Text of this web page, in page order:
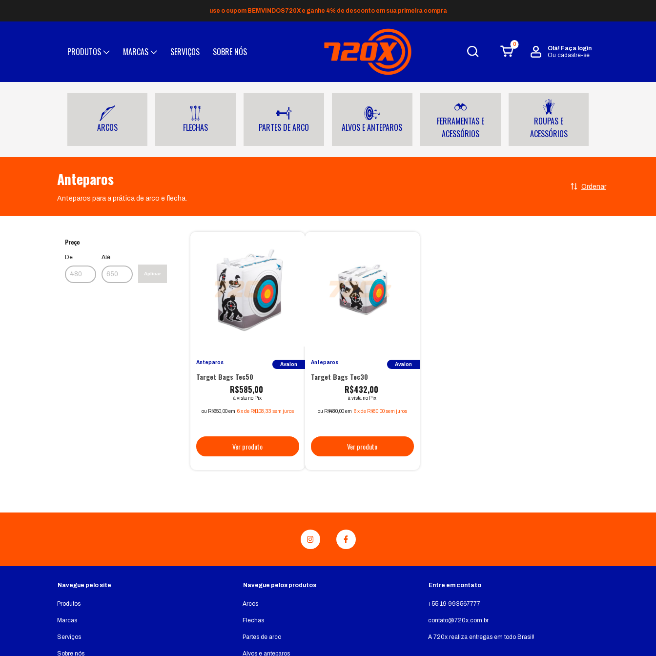
use o cupom BEMVINDOS720X e ganhe 4% de desconto em sua primeira compra
PRODUTOS MARCAS SERVIÇOS SOBRE NÓS
0
Olá! Faça login
Ou cadastre-se
ARCOS FLECHAS PARTES DE ARCO ALVOS E ANTEPAROS
FERRAMENTAS E
ACESSÓRIOS
ROUPAS E
ACESSÓRIOS
Anteparos
Anteparos para a prática de arco e flecha.
Ordenar
Preço
De Até
Aplicar
Anteparos Avalon
Target Bags Tec50
R$585,00
à vista no Pix
ou R$650,00 em 6 xde R$108,33 sem juros
Anteparos Avalon
Target Bags Tec30
R$432,00
à vista no Pix
ou R$480,00 em 6 xde R$80,00 sem juros
Navegue pelo site
Produtos
Marcas
Serviços
Sobre nós
Navegue pelos produtos
Arcos
Flechas
Partes de arco
Alvos e anteparos
Entre em contato
+55 19 993567777
contato@720x.com.br
A 720x realiza entregas em todo Brasil!